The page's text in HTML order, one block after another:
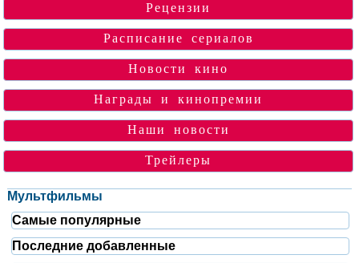
Рецензии
Расписание сериалов
Новости кино
Награды и кинопремии
Наши новости
Трейлеры
Мультфильмы
Самые популярные
Последние добавленные